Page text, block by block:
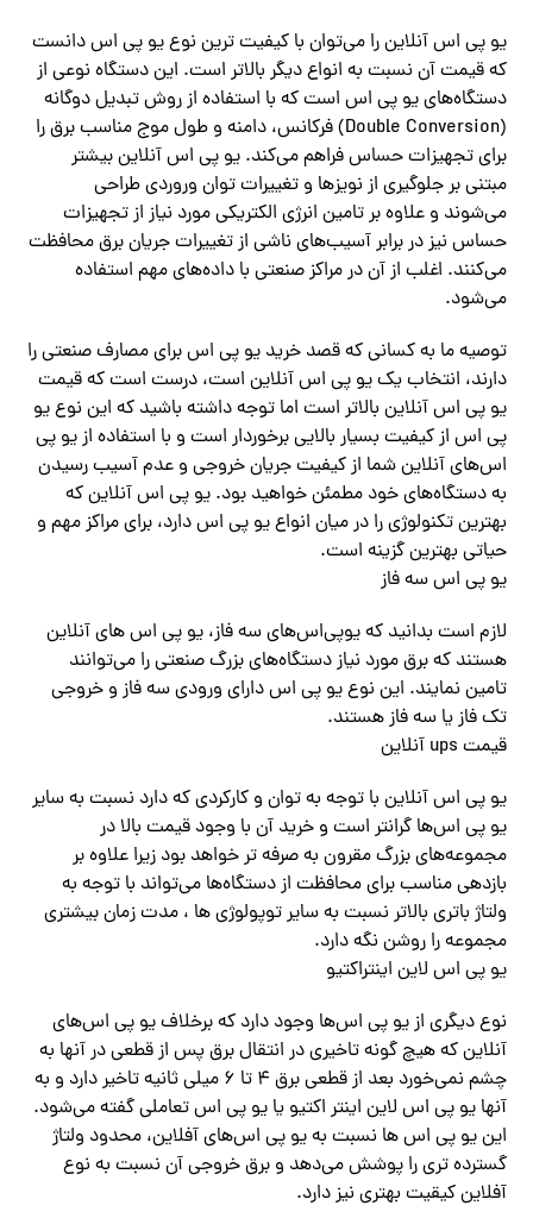
یو پی اس آنلاین را می‌توان با کیفیت ترین نوع یو پی اس دانست
که قیمت آن نسبت به انواع دیگر بالاتر است. این دستگاه نوعی از
دستگاه‌های یو پی اس است که با استفاده از روش تبدیل دوگانه
(Double Conversion)‌ فرکانس، دامنه و طول موج مناسب برق را
برای تجهیزات حساس فراهم می‌کند. یو پی اس آنلاین بیشتر
مبتنی بر جلوگیری از نویزها و تغییرات توان وروردی طراحی
می‌شوند و علاوه بر تامین انرژی الکتریکی مورد نیاز از تجهیزات
حساس نیز در برابر آسیب‌های ناشی از تغییرات جریان برق محافظت
می‌کنند. اغلب از آن در مراکز صنعتی با داده‌های مهم استفاده
می‌شود.
توصیه ما به کسانی که قصد خرید یو پی اس برای مصارف صنعتی را
دارند، انتخاب یک یو پی اس آنلاین است، درست است که قیمت
یو پی اس آنلاین بالاتر است اما توجه داشته باشید که این نوع یو
پی اس از کیفیت بسیار بالایی برخوردار است و با استفاده از یو پی
اس‌های آنلاین شما از کیفیت جریان خروجی و عدم آسیب رسیدن
به دستگاه‌های خود مطمئن خواهید بود. یو پی اس آنلاین که
بهترین تکنولوژی را در میان انواع یو پی اس دارد، برای مراکز مهم و
حیاتی بهترین گزینه است.
یو پی اس سه فاز
لازم است بدانید که یوپی‌اس‌های سه فاز، یو پی اس های آنلاین
هستند که برق مورد نیاز دستگاه‌های بزرگ صنعتی را می‌توانند
تامین نمایند. این نوع یو پی اس دارای ورودی سه فاز و خروجی
تک فاز یا سه فاز هستند.
قیمت ups آنلاین
یو پی اس آنلاین با توجه به توان و کارکردی که دارد نسبت به سایر
یو پی اس‌ها گرانتر است و خرید آن با وجود قیمت بالا در
مجموعه‌های بزرگ مقرون به صرفه تر خواهد بود زیرا علاوه بر
بازدهی مناسب برای محافظت از دستگاه‌ها می‌تواند با توجه به
ولتاژ باتری بالاتر نسبت به سایر توپولوژی ها ، مدت زمان بیشتری
مجموعه را روشن نگه دارد.
یو پی اس لاین اینتراکتیو
نوع دیگری از یو پی اس‌ها وجود دارد که برخلاف یو پی اس‌های
آنلاین که هیچ گونه تاخیری در انتقال برق پس از قطعی در آنها به
چشم نمی‌خورد بعد از قطعی برق ۴ تا ۶ میلی ثانیه تاخیر دارد و به
آنها یو پی اس لاین اینتر اکتیو یا یو پی اس تعاملی گفته می‌شود.
این یو پی اس ها نسبت به یو پی اس‌های آفلاین، محدود ولتاژ
گسترده تری را پوشش می‌دهد و برق خروجی آن نسبت به نوع
آفلاین کیقیت بهتری نیز دارد.